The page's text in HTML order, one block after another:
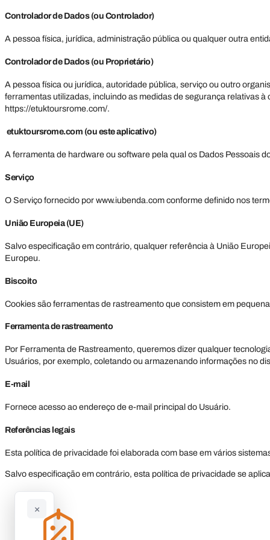
Controlador de Dados (ou Controlador)
A pessoa física, jurídica, administração pública ou qualquer outra
Controlador de Dados (ou Proprietário)
A pessoa física ou jurídica, autoridade pública, serviço ou outro
ferramentas utilizadas, incluindo as medidas de segurança relativas
https://etuktoursrome.com/.
etuktoursrome.com (ou este aplicativo)
A ferramenta de hardware ou software pela qual os Dados Pessoais
Serviço
O Serviço fornecido por www.iubenda.com conforme definido nos
União Europeia (UE)
Salvo especificação em contrário, qualquer referência à União
Europeu.
Biscoito
Cookies são ferramentas de rastreamento que consistem em
Ferramenta de rastreamento
Por Ferramenta de Rastreamento, queremos dizer qualquer
Usuários, por exemplo, coletando ou armazenando informações no
E-mail
Fornece acesso ao endereço de e-mail principal do Usuário.
Referências legais
Esta política de privacidade foi elaborada com base em vários
Salvo especificação em contrário, esta política de privacidade se
×